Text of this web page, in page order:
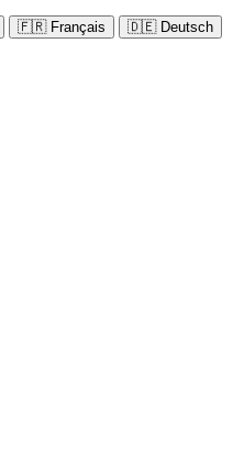
🇫🇷 Français 🇩🇪 Deutsch